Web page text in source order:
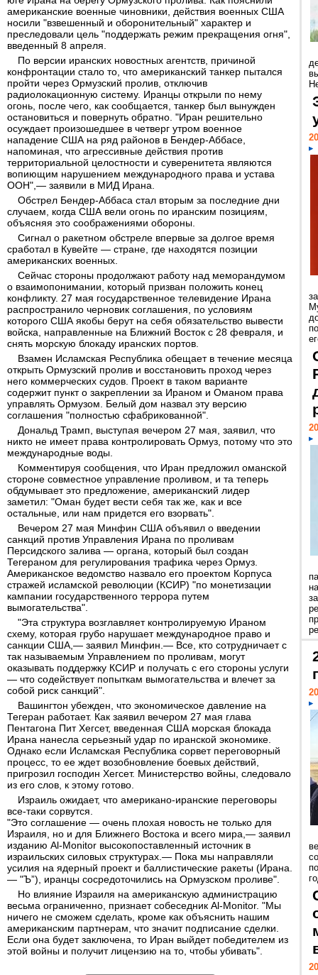
американские военные чиновники, действия военных США
носили "взвешенный и оборонительный" характер и
преследовали цель "поддержать режим прекращения огня",
введенный 8 апреля.
По версии иранских новостных агентств, причиной
конфронтации стало то, что американский танкер пытался
пройти через Ормузский пролив, отключив
радиолокационную систему. Иранцы открыли по нему
огонь, после чего, как сообщается, танкер был вынужден
остановиться и повернуть обратно. "Иран решительно
осуждает произошедшее в четверг утром военное
нападение США на ряд районов в Бендер-Аббасе,
напоминая, что агрессивные действия против
территориальной целостности и суверенитета являются
вопиющим нарушением международного права и устава
ООН",— заявили в МИД Ирана.
Обстрел Бендер-Аббаса стал вторым за последние дни
случаем, когда США вели огонь по иранским позициям,
объясняя это соображениями обороны.
Сигнал о ракетном обстреле впервые за долгое время
сработал в Кувейте — стране, где находятся позиции
американских военных.
Сейчас стороны продолжают работу над меморандумом
о взаимопонимании, который призван положить конец
конфликту. 27 мая государственное телевидение Ирана
распространило черновик соглашения, по условиям
которого США якобы берут на себя обязательство вывести
войска, направленные на Ближний Восток с 28 февраля, и
снять морскую блокаду иранских портов.
Взамен Исламская Республика обещает в течение месяца
открыть Ормузский пролив и восстановить проход через
него коммерческих судов. Проект в таком варианте
содержит пункт о закреплении за Ираном и Оманом права
управлять Ормузом. Белый дом назвал эту версию
соглашения "полностью сфабрикованной".
Дональд Трамп, выступая вечером 27 мая, заявил, что
никто не имеет права контролировать Ормуз, потому что это
международные воды.
Комментируя сообщения, что Иран предложил оманской
стороне совместное управление проливом, и та теперь
обдумывает это предложение, американский лидер
заметил: "Оман будет вести себя так же, как и все
остальные, или нам придется его взорвать".
Вечером 27 мая Минфин США объявил о введении
санкций против Управления Ирана по проливам
Персидского залива — органа, который был создан
Тегераном для регулирования трафика через Ормуз.
Американское ведомство назвало его проектом Корпуса
стражей исламской революции (КСИР) "по монетизации
кампании государственного террора путем
вымогательства".
"Эта структура возглавляет контролируемую Ираном
схему, которая грубо нарушает международное право и
санкции США,— заявил Минфин.— Все, кто сотрудничает с
так называемым Управлением по проливам, могут
оказывать поддержку КСИР и получать с его стороны услуги
— что содействует попыткам вымогательства и влечет за
собой риск санкций".
Вашингтон убежден, что экономическое давление на
Тегеран работает. Как заявил вечером 27 мая глава
Пентагона Пит Хегсет, введенная США морская блокада
Ирана нанесла серьезный удар по иранской экономике.
Однако если Исламская Республика сорвет переговорный
процесс, то ее ждет возобновление боевых действий,
пригрозил господин Хегсет. Министерство войны, следовало
из его слов, к этому готово.
Израиль ожидает, что американо-иранские переговоры
все-таки сорвутся.
"Это соглашение — очень плохая новость не только для
Израиля, но и для Ближнего Востока и всего мира,— заявил
изданию Al-Monitor высокопоставленный источник в
израильских силовых структурах.— Пока мы направляли
усилия на ядерный проект и баллистические ракеты (Ирана.
— "Ъ”), иранцы сосредоточились на Ормузском проливе".
Но влияние Израиля на американскую администрацию
весьма ограниченно, признает собеседник Al-Monitor. "Мы
ничего не сможем сделать, кроме как объяснить нашим
американским партнерам, что значит подписание сделки.
Если она будет заключена, то Иран выйдет победителем из
этой войны и получит лицензию на то, чтобы убивать".